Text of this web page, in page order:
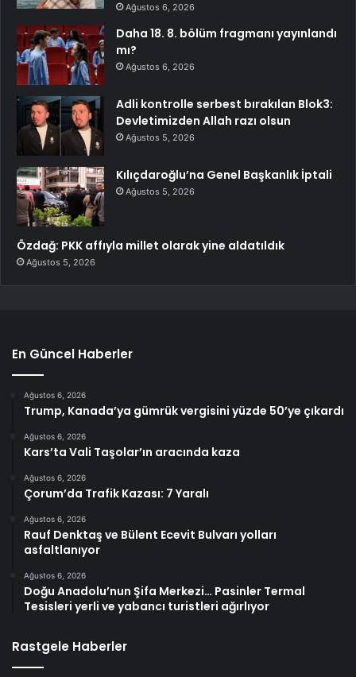
Ağustos 6, 2026
Daha 18. 8. bölüm fragmanı yayınlandı
mı?
Ağustos 6, 2026
Adli kontrolle serbest bırakılan Blok3:
Devletimizden Allah razı olsun
Ağustos 5, 2026
Kılıçdaroğlu’na Genel Başkanlık İptali
Ağustos 5, 2026
Özdağ: PKK affıyla millet olarak yine aldatıldık
Ağustos 5, 2026
En Güncel Haberler
Ağustos 6, 2026
Trump, Kanada’ya gümrük vergisini yüzde 50’ye çıkardı
Ağustos 6, 2026
Kars’ta Vali Taşolar’ın aracında kaza
Ağustos 6, 2026
Çorum’da Trafik Kazası: 7 Yaralı
Ağustos 6, 2026
Rauf Denktaş ve Bülent Ecevit Bulvarı yolları
asfaltlanıyor
Ağustos 6, 2026
Doğu Anadolu’nun Şifa Merkezi… Pasinler Termal
Tesisleri yerli ve yabancı turistleri ağırlıyor
Rastgele Haberler